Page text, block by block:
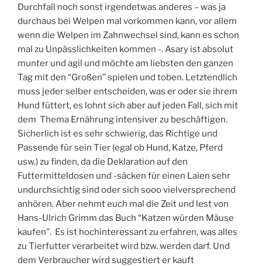
Durchfall noch sonst irgendetwas anderes – was ja
durchaus bei Welpen mal vorkommen kann, vor allem
wenn die Welpen im Zahnwechsel sind, kann es schon
mal zu Unpässlichkeiten kommen -. Asary ist absolut
munter und agil und möchte am liebsten den ganzen
Tag mit den “Großen” spielen und toben. Letztendlich
muss jeder selber entscheiden, was er oder sie ihrem
Hund füttert, es lohnt sich aber auf jeden Fall, sich mit
dem Thema Ernährung intensiver zu beschäftigen.
Sicherlich ist es sehr schwierig, das Richtige und
Passende für sein Tier (egal ob Hund, Katze, Pferd
usw.) zu finden, da die Deklaration auf den
Futtermitteldosen und -säcken für einen Laien sehr
undurchsichtig sind oder sich sooo vielversprechend
anhören. Aber nehmt euch mal die Zeit und lest von
Hans-Ulrich Grimm das Buch “Katzen würden Mäuse
kaufen”. Es ist hochinteressant zu erfahren, was alles
zu Tierfutter verarbeitet wird bzw. werden darf. Und
dem Verbraucher wird suggestiert er kauft